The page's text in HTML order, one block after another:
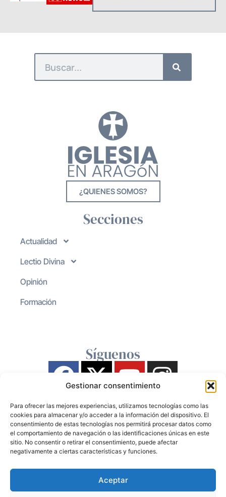
Gestionar consentimiento
Para ofrecer las mejores experiencias, utilizamos tecnologías como las
cookies para almacenar y/o acceder a la información del dispositivo. El
consentimiento de estas tecnologías nos permitirá procesar datos como
el comportamiento de navegación o las identificaciones únicas en este
sitio. No consentir o retirar el consentimiento, puede afectar
negativamente a ciertas características y funciones.
Aceptar
¿QUIENES SOMOS?
Secciones
Actualidad
Lectio Divina
Opinión
Formación
Síguenos